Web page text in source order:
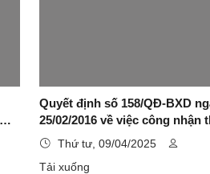
Quyết định số 158/QĐ-BXD
25/02/2016 về việc công nhận
Đồng Đăng mở rộng, H Cao
tiêu chuẩn Đô thị loại IV
Thứ tư, 09/04/2025
Tải xuống